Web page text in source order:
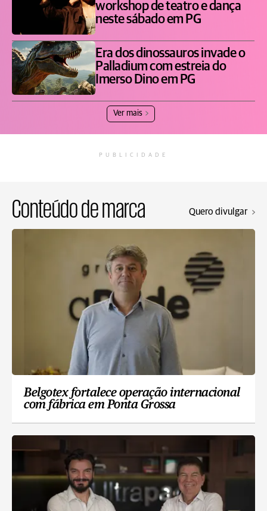
workshop de teatro e dança
neste sábado em PG
Era dos dinossauros invade o
Palladium com estreia do
Imerso Dino em PG
Ver mais
PUBLICIDADE
Conteúdo de marca Quero divulgar
Belgotex fortalece operação internacional
com fábrica em Ponta Grossa